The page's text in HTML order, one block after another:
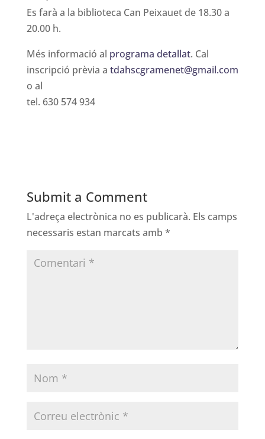
Es farà a la biblioteca Can Peixauet de 18.30 a
20.00 h.
Més informació al programa detallat. Cal
inscripció prèvia a tdahscgramenet@gmail.com
o al
tel. 630 574 934
Submit a Comment
L'adreça electrònica no es publicarà. Els camps
necessaris estan marcats amb *